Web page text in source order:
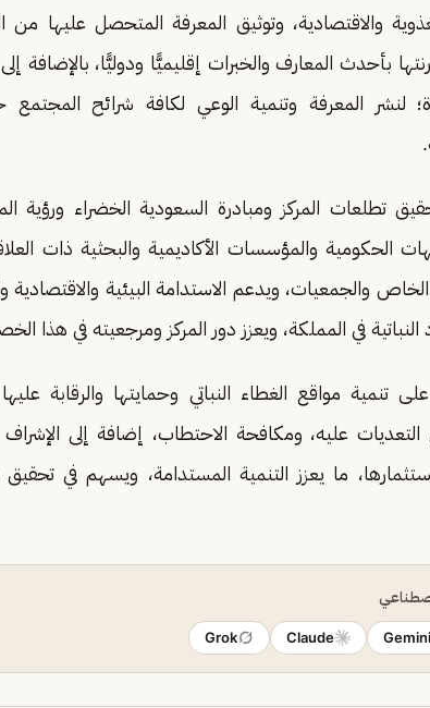
والاقتصادية، وتوثيق المعرفة المتحصل عليها
بأحدث المعارف والخبرات إقليميًّا ودوليًّا،
لنشر المعرفة وتنمية الوعي لكافة شرائح المجتمع
الحكومية والمؤسسات الأكاديمية والبحثية ذات
والجمعيات، ويدعم الاستدامة البيئية والاقتصادية
النباتية في المملكة، ويعزز دور المركز ومرجعيته في هذا
تنمية مواقع الغطاء النباتي وحمايتها والرقابة
عليه، ومكافحة الاحتطاب، إضافة إلى الإشراف
ما يعزز التنمية المستدامة، ويسهم في
Gemini
Claude
Grok